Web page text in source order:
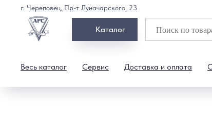
Каталог
Весь каталог Сервис Доставка и оплата
г. Череповец, Пр-т Луначарского, 23